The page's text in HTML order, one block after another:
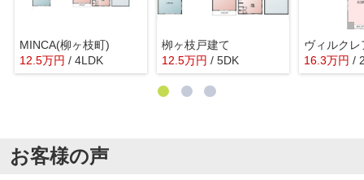
MINCA(柳ヶ枝町)
12.5万円 / 4LDK
栁ヶ枝戸建て
12.5万円 / 5DK
ヴィルクレ
16.3万円 /
お客様の声